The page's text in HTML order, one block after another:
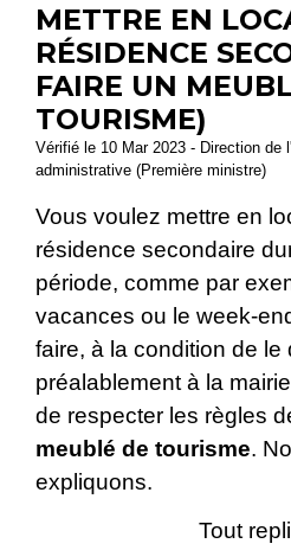
METTRE EN
RÉSIDENCE
FAIRE UN
TOURISME)
Vérifié le 10 Mar 2023 - Direction de
administrative (Première ministre)
Vous voulez mettre en
résidence secondaire
période, comme par
vacances ou le week-
faire, à la condition de le
préalablement à la
de respecter les règles
meublé de tourisme.
expliquons.
Tout